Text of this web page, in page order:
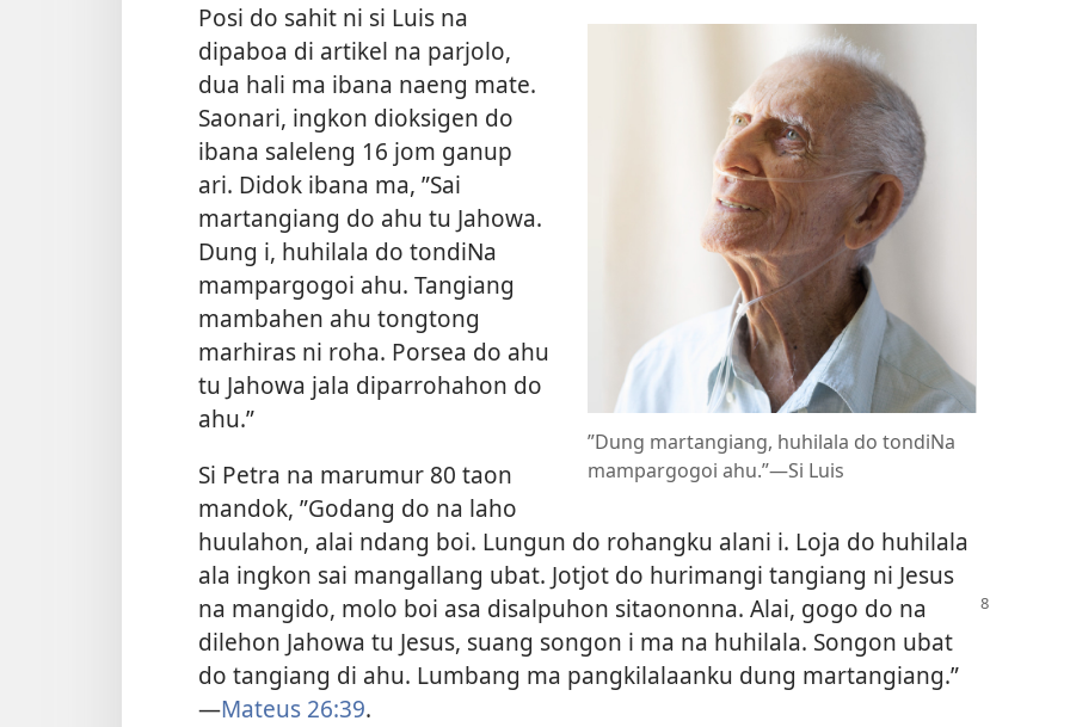
”Dung martangiang, huhilala do tondiNa
mampargogoi ahu.”​—Si Luis
Posi do sahit ni si Luis na
dipaboa di artikel na parjolo,
dua hali ma ibana naeng mate.
Saonari, ingkon dioksigen do
ibana saleleng 16 jom ganup
ari. Didok ibana ma, ”Sai
martangiang do ahu tu Jahowa.
Dung i, huhilala do tondiNa
mampargogoi ahu. Tangiang
mambahen ahu tongtong
marhiras ni roha. Porsea do ahu
tu Jahowa jala diparrohahon do
ahu.”
Si Petra na marumur 80 taon
mandok, ”Godang do na laho
huulahon, alai ndang boi. Lungun do rohangku alani i. Loja do huhilala
ala ingkon sai mangallang ubat. Jotjot do hurimangi tangiang ni Jesus
na mangido, molo boi asa disalpuhon sitaononna. Alai, gogo do na
dilehon Jahowa tu Jesus, suang songon i ma na huhilala. Songon ubat
do tangiang di ahu. Lumbang ma pangkilalaanku dung martangiang.”​
—Mateus 26:39.